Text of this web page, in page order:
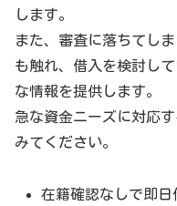
します。
また、審査に落ちてし
も触れ、借入を検討し
な情報を提供します。
急な資金ニーズに対応
みてください。
在籍確認なしで即